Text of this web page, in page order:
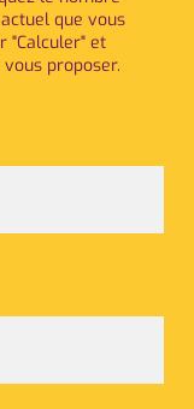
que vous
"Calculer" et
proposer.